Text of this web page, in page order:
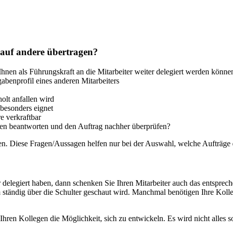
andere übertragen?
als Führungskraft an die Mitarbeiter weiter delegiert werden
eines anderen Mitarbeiters
anfallen wird
eignet
verkraftbar
beantworten und den Auftrag nachher überprüfen?
Diese Fragen/Aussagen helfen nur bei der Auswahl, welche
haben, dann schenken Sie Ihren Mitarbeiter auch das
über die Schulter geschaut wird. Manchmal benötigen Ihre
Kollegen die Möglichkeit, sich zu entwickeln. Es wird nicht